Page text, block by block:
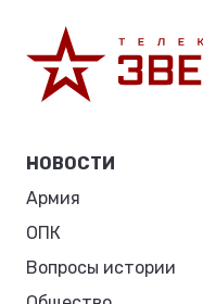
НОВОСТИ
Армия
ОПК
Вопросы истории